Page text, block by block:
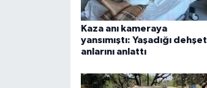
Kaza anı kameraya
yansımıştı: Yaşadığı dehşet
anlarını anlattı